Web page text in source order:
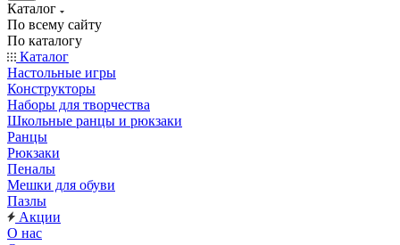
Каталог
По всему сайту
По каталогу
Каталог
Настольные игры
Конструкторы
Наборы для творчества
Школьные ранцы и рюкзаки
Ранцы
Рюкзаки
Пеналы
Мешки для обуви
Пазлы
Акции
О нас